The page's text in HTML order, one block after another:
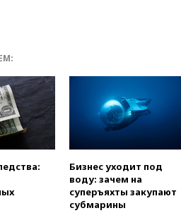
Бизнес уходит под
воду: зачем на
суперъяхты закупают
субмарины